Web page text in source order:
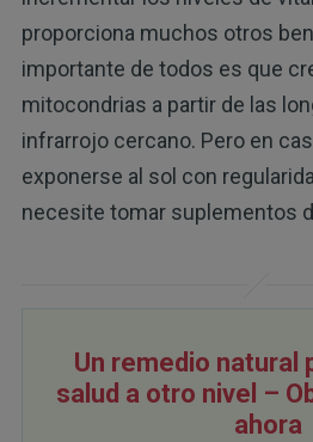
proporciona muchos otros
importante de todos es que
mitocondrias a partir de las
infrarrojo cercano. Pero en
exponerse al sol con
necesite tomar suplementos
Un remedio natural
salud a otro nivel –
ahora